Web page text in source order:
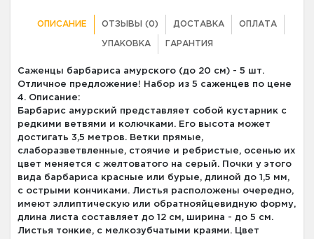
ОПИСАНИЕ ОТЗЫВЫ (0) ДОСТАВКА ОПЛАТА
УПАКОВКА ГАРАНТИЯ
Саженцы барбариса амурского (до 20 см) - 5 шт.
Отличное предложение! Набор из 5 саженцев по цене
4. Описание:
Барбарис амурский представляет собой кустарник с
редкими ветвями и колючками. Его высота может
достигать 3,5 метров. Ветки прямые,
слаборазветвленные, стоячие и ребристые, осенью их
цвет меняется с желтоватого на серый. Почки у этого
вида барбариса красные или бурые, длиной до 1,5 мм,
с острыми кончиками. Листья расположены очередно,
имеют эллиптическую или обратнояйцевидную форму,
длина листа составляет до 12 см, ширина - до 5 см.
Листья тонкие, с мелкозубчатыми краями. Цвет